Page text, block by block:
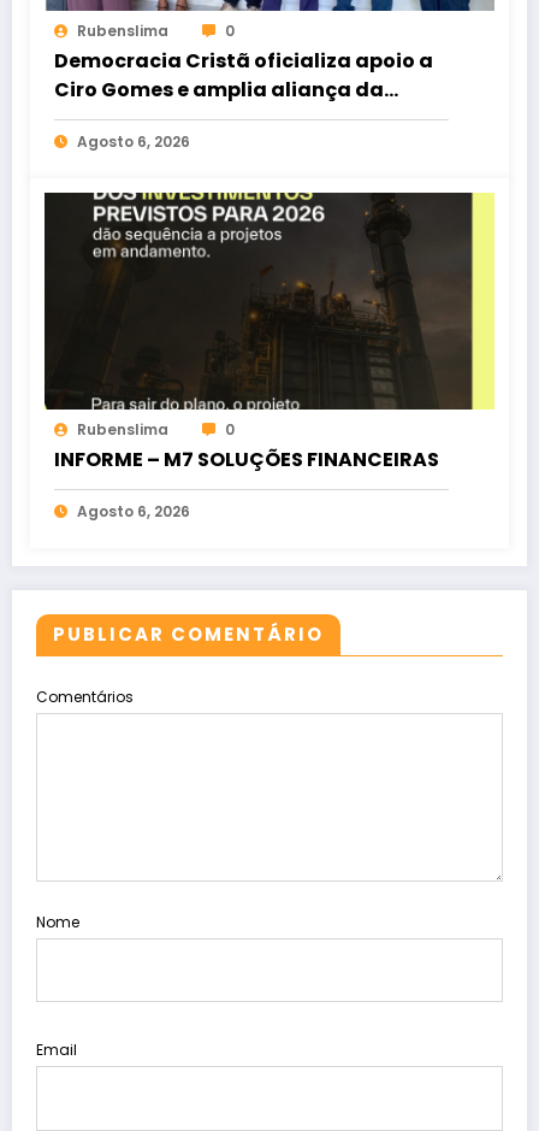
Rubenslima 0
Democracia Cristã oficializa apoio a
Ciro Gomes e amplia aliança da
oposição no Ceará
Agosto 6, 2026
Rubenslima 0
INFORME – M7 SOLUÇÕES FINANCEIRAS
Agosto 6, 2026
PUBLICAR COMENTÁRIO
Comentários
Nome
Email